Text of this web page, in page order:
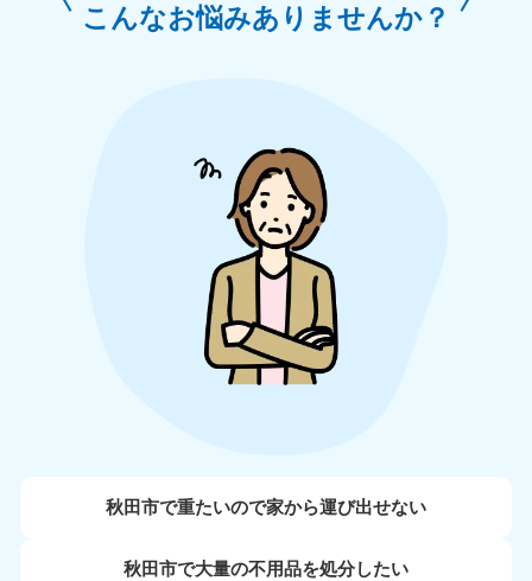
こんなお悩みありませんか？
秋田市で重たいので家から運び出せない
秋田市で大量の不用品を処分したい